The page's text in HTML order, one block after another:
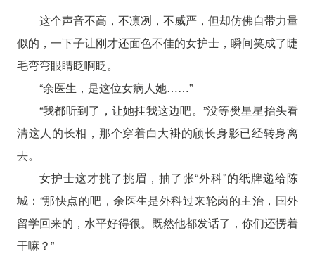
这个声音不高，不凛冽，不威严，但却仿佛自带力量
似的，一下子让刚才还面色不佳的女护士，瞬间笑成了睫
毛弯弯眼睛眨啊眨。
“余医生，是这位女病人她……”
“我都听到了，让她挂我这边吧。”没等樊星星抬头看
清这人的长相，那个穿着白大褂的颀长身影已经转身离
去。
女护士这才挑了挑眉，抽了张“外科”的纸牌递给陈
城：“那快点的吧，余医生是外科过来轮岗的主治，国外
留学回来的，水平好得很。既然他都发话了，你们还愣着
干嘛？”